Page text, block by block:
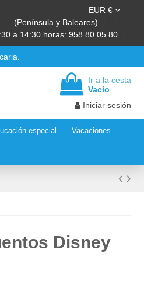
EUR €
(Península y Baleares)
a 14:30 horas: 958 80 05 80
Ir a la cesta
Vacío
Iniciar sesión
especial Vacaciones
Disney